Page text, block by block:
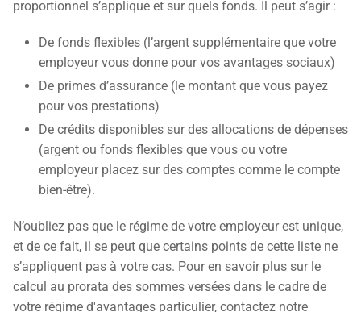
proportionnel s’applique et sur quels fonds. Il peut s’agir :
De fonds flexibles (l’argent supplémentaire que votre
employeur vous donne pour vos avantages sociaux)
De primes d’assurance (le montant que vous payez
pour vos prestations)
De crédits disponibles sur des allocations de dépenses
(argent ou fonds flexibles que vous ou votre
employeur placez sur des comptes comme le compte
bien-être).
N’oubliez pas que le régime de votre employeur est unique,
et de ce fait, il se peut que certains points de cette liste ne
s’appliquent pas à votre cas. Pour en savoir plus sur le
calcul au prorata des sommes versées dans le cadre de
votre régime d'avantages particulier, contactez notre